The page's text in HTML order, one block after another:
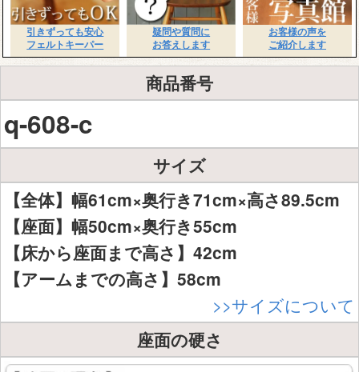
引きずっても安心
フェルトキーパー
疑問や質問に
お答えします
お客様の声を
ご紹介します
商品番号
q-608-c
サイズ
【全体】幅61cm×奥行き71cm×高さ89.5cm
【座面】幅50cm×奥行き55cm
【床から座面まで高さ】42cm
【アームまでの高さ】58cm
>>サイズについて
座面の硬さ